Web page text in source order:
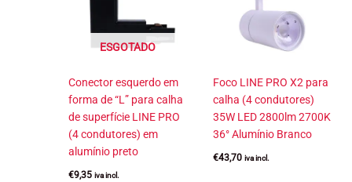
ESGOTADO
Conector esquerdo em
forma de “L” para calha
de superfície LINE PRO
(4 condutores) em
alumínio preto
€9,35 iva incl.
Foco LINE PRO X2 para
calha (4 condutores)
35W LED 2800lm 2700K
36° Alumínio Branco
€43,70 iva incl.